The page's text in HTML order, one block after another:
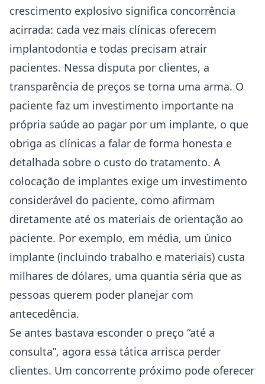
crescimento explosivo significa concorrência
acirrada: cada vez mais clínicas oferecem
implantodontia e todas precisam atrair
pacientes. Nessa disputa por clientes, a
transparência de preços se torna uma arma. O
paciente faz um investimento importante na
própria saúde ao pagar por um implante, o que
obriga as clínicas a falar de forma honesta e
detalhada sobre o custo do tratamento. A
colocação de implantes exige um investimento
considerável do paciente, como afirmam
diretamente até os materiais de orientação ao
paciente. Por exemplo, em média, um único
implante (incluindo trabalho e materiais) custa
milhares de dólares, uma quantia séria que as
pessoas querem poder planejar com
antecedência.
Se antes bastava esconder o preço “até a
consulta”, agora essa tática arrisca perder
clientes. Um concorrente próximo pode oferecer